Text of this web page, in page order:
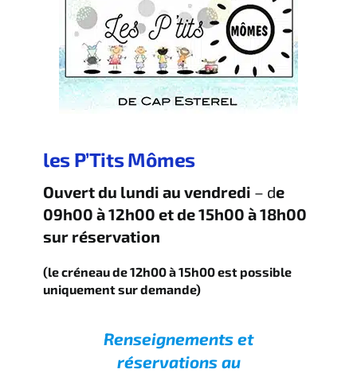
les P’Tits Mômes
Ouvert du lundi au vendredi – de
09h00 à 12h00 et de 15h00 à 18h00
sur réservation
(le créneau de 12h00 à 15h00 est possible
uniquement sur demande)
Renseignements et
réservations au